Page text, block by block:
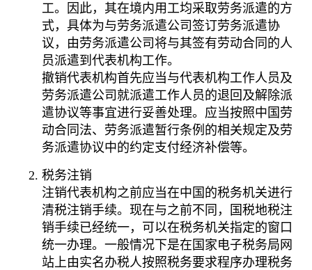
工。因此，其在境内用工均采取劳务派遣的方
式，具体为与劳务派遣公司签订劳务派遣协
议，由劳务派遣公司将与其签有劳动合同的人
员派遣到代表机构工作。
撤销代表机构首先应当与代表机构工作人员及
劳务派遣公司就派遣工作人员的退回及解除派
遣协议等事宜进行妥善处理。应当按照中国劳
动合同法、劳务派遣暂行条例的相关规定及劳
务派遣协议中的约定支付经济补偿等。
税务注销
注销代表机构之前应当在中国的税务机关进行
清税注销手续。现在与之前不同，国税地税注
销手续已经统一，可以在税务机关指定的窗口
统一办理。一般情况下是在国家电子税务局网
站上由实名办税人按照税务要求程序办理税务